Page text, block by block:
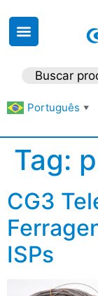
Português ▼
Tag:
CG3
ISPs